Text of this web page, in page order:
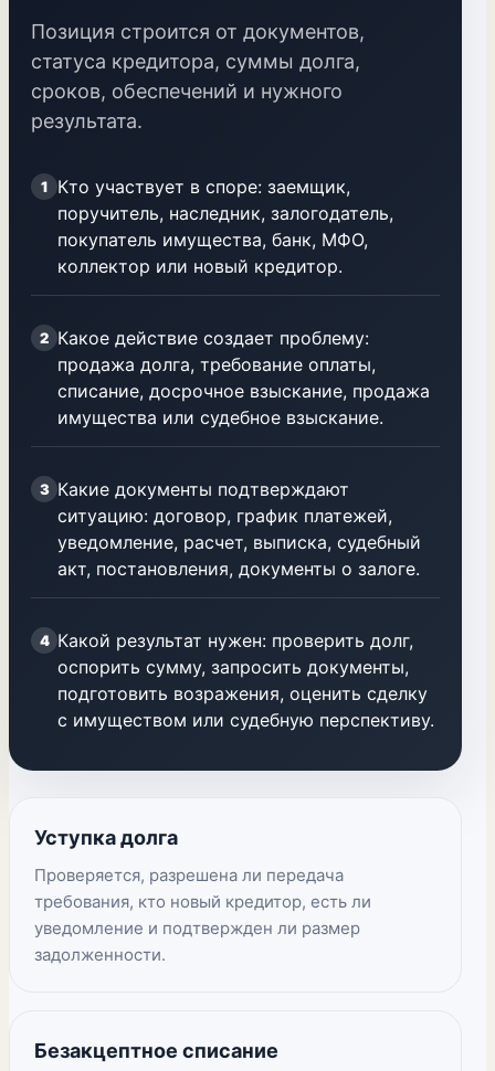
Позиция строится от документов,
статуса кредитора, суммы долга,
сроков, обеспечений и нужного
результата.
1
Кто участвует в споре: заемщик,
поручитель, наследник, залогодатель,
покупатель имущества, банк, МФО,
коллектор или новый кредитор.
2 Какое действие создает проблему:
продажа долга, требование оплаты,
списание, досрочное взыскание, продажа
имущества или судебное взыскание.
3 Какие документы подтверждают
ситуацию: договор, график платежей,
уведомление, расчет, выписка, судебный
акт, постановления, документы о залоге.
4 Какой результат нужен: проверить долг,
оспорить сумму, запросить документы,
подготовить возражения, оценить сделку
с имуществом или судебную перспективу.
Уступка долга
Проверяется, разрешена ли передача
требования, кто новый кредитор, есть ли
уведомление и подтвержден ли размер
задолженности.
Безакцептное списание